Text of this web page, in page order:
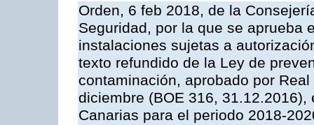
Orden, 6 feb 2018, de la
Seguridad, por la que se aprueba
instalaciones sujetas a
texto refundido de la Ley de
contaminación, aprobado por
diciembre (BOE 316,
Canarias para el periodo 2018-